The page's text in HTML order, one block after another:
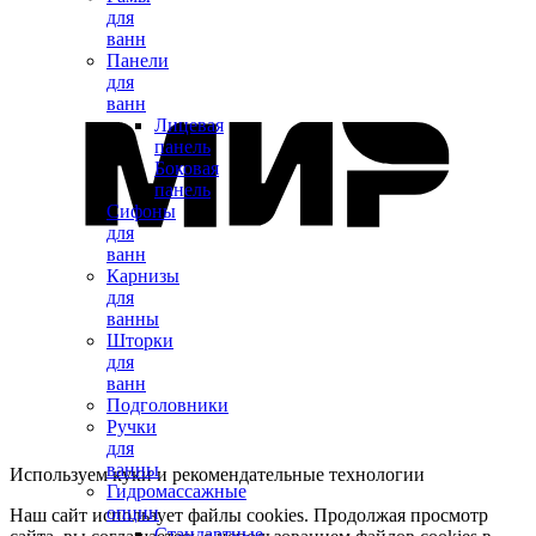
для
ванн
Панели
для
ванн
Лицевая
панель
Боковая
панель
Сифоны
для
ванн
Карнизы
для
ванны
Шторки
для
ванн
Подголовники
Ручки
для
ванны
Гидромассажные
опции
Используем куки и рекомендательные технологии
Наш сайт использует файлы cookies. Продолжая просмотр